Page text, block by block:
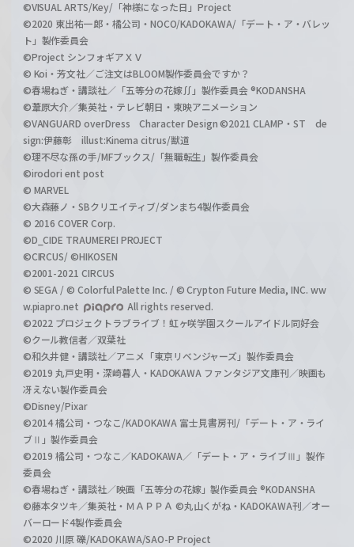
©VISUAL ARTS/Key/「神様になった日」Project
©2020 東出祐一郎・橘公司・NOCO/KADOKAWA/「デート・ア・バレッ
ト」製作委員会
©Project シンフォギアＸＶ
© Koi・芳文社／ご注文はBLOOM製作委員会ですか？
©春場ねぎ・講談社／「五等分の花嫁∬」製作委員会 ®KODANSHA
©葦原大介／集英社・テレビ朝日・東映アニメーション
©VANGUARD overDress Character Design ©2021 CLAMP・ST de
sign:伊藤彰 illust:Kinema citrus/獣道
©理不尽な孫の手/MFブックス/「無職転生」製作委員会
©irodori ent post
© MARVEL
©大森藤ノ・SBクリエイティブ/ダンまち4製作委員会
© 2016 COVER Corp.
©D_CIDE TRAUMEREI PROJECT
©CIRCUS/ ©HIKOSEN
©2001-2021 CIRCUS
© SEGA / © Colorful Palette Inc. / © Crypton Future Media, INC. ww
w.piapro.net
All rights reserved.
©2022 プロジェクトラブライブ！虹ヶ咲学園スクールアイドル同好会
©クール教信者／双葉社
©和久井健・講談社／アニメ「東京リベンジャーズ」製作委員会
©2019 丸戸史明・深崎暮人・KADOKAWA ファンタジア文庫刊／映画も
冴えない製作委員会
©Disney/Pixar
©2014 橘公司・つなこ/KADOKAWA 富士見書房刊/「デート・ア・ライ
ブⅡ」製作委員会
©2019 橘公司・つなこ／KADOKAWA／「デート・ア・ライブⅢ」製作
委員会
©春場ねぎ・講談社／映画「五等分の花嫁」製作委員会 ®KODANSHA
©藤本タツキ／集英社・ＭＡＰＰＡ ©丸山くがね・KADOKAWA刊／オー
バーロード4製作委員会
©2020 川原 礫/KADOKAWA/SAO-P Project